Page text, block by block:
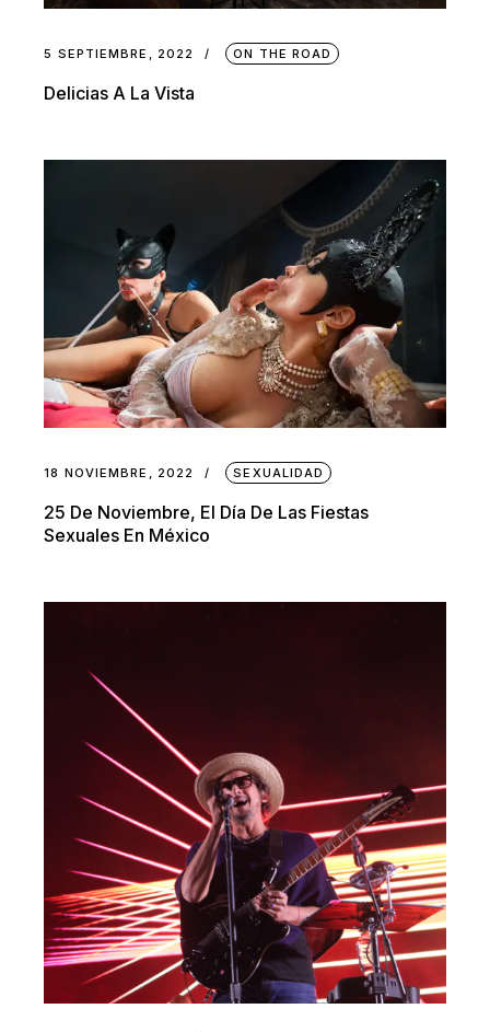
5 SEPTIEMBRE, 2022 ON THE ROAD
Delicias A La Vista
18 NOVIEMBRE, 2022 SEXUALIDAD
25 De Noviembre, El Día De Las Fiestas
Sexuales En México